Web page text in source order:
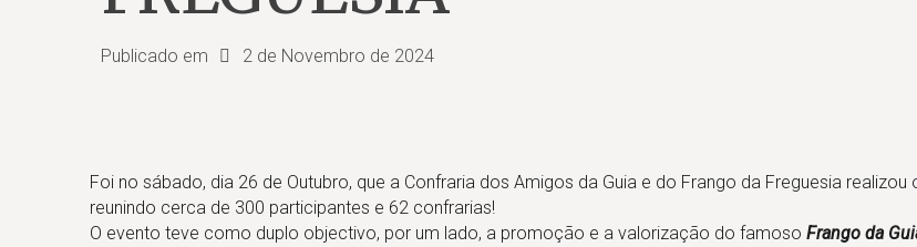
Publicado em 2 de Novembro de 2024
Foi no sábado, dia 26 de Outubro, que a Confraria dos Amigos da Guia e do Frango da Freguesia realizou
reunindo cerca de 300 participantes e 62 confrarias!
O evento teve como duplo objectivo, por um lado, a promoção e a valorização do famoso Frango da